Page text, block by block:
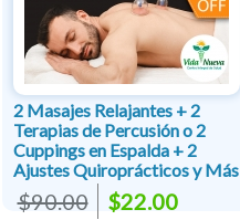
2 Masajes Relajantes + 2
Terapias de Percusión o 2
Cuppings en Espalda + 2
Ajustes Quiroprácticos y Más
$90.00 $22.00